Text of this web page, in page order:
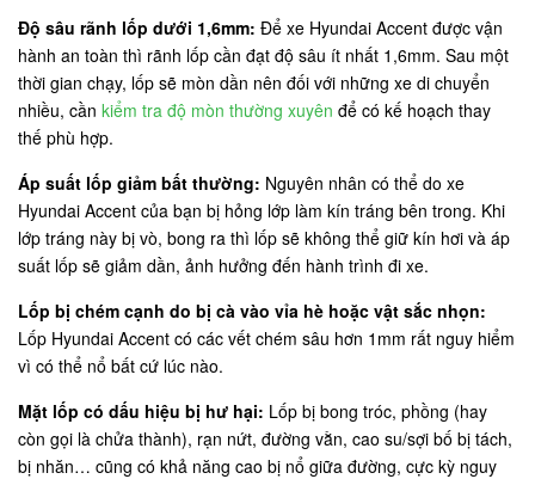
Độ sâu rãnh lốp dưới 1,6mm: Để xe Hyundai Accent được vận
hành an toàn thì rãnh lốp cần đạt độ sâu ít nhất 1,6mm. Sau một
thời gian chạy, lốp sẽ mòn dần nên đối với những xe di chuyển
nhiều, cần kiểm tra độ mòn thường xuyên để có kế hoạch thay
thế phù hợp.
Áp suất lốp giảm bất thường: Nguyên nhân có thể do xe
Hyundai Accent của bạn bị hỏng lớp làm kín tráng bên trong. Khi
lớp tráng này bị vò, bong ra thì lốp sẽ không thể giữ kín hơi và áp
suất lốp sẽ giảm dần, ảnh hưởng đến hành trình đi xe.
Lốp bị chém cạnh do bị cà vào vỉa hè hoặc vật sắc nhọn:
Lốp Hyundai Accent có các vết chém sâu hơn 1mm rất nguy hiểm
vì có thể nổ bất cứ lúc nào.
Mặt lốp có dấu hiệu bị hư hại: Lốp bị bong tróc, phồng (hay
còn gọi là chửa thành), rạn nứt, đường vằn, cao su/sợi bố bị tách,
bị nhăn… cũng có khả năng cao bị nổ giữa đường, cực kỳ nguy